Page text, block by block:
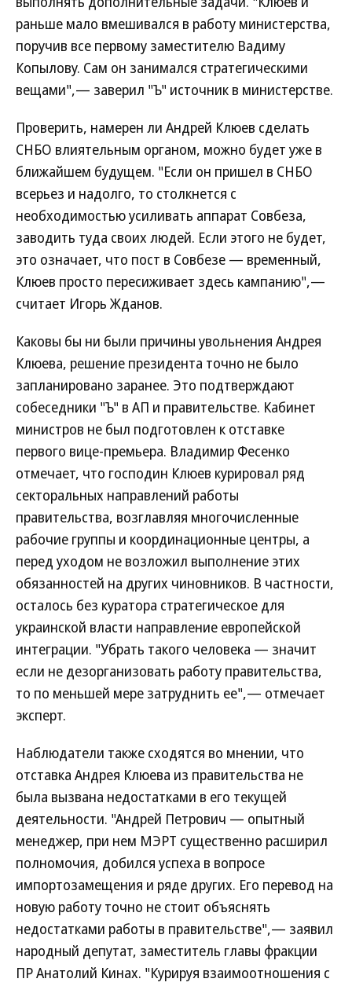
раньше мало вмешивался в работу министерства,
поручив все первому заместителю Вадиму
Копылову. Сам он занимался стратегическими
вещами",— заверил "Ъ" источник в министерстве.
Проверить, намерен ли Андрей Клюев сделать
СНБО влиятельным органом, можно будет уже в
ближайшем будущем. "Если он пришел в СНБО
всерьез и надолго, то столкнется с
необходимостью усиливать аппарат Совбеза,
заводить туда своих людей. Если этого не будет,
это означает, что пост в Совбезе — временный,
Клюев просто пересиживает здесь кампанию",—
считает Игорь Жданов.
Каковы бы ни были причины увольнения Андрея
Клюева, решение президента точно не было
запланировано заранее. Это подтверждают
собеседники "Ъ" в АП и правительстве. Кабинет
министров не был подготовлен к отставке
первого вице-премьера. Владимир Фесенко
отмечает, что господин Клюев курировал ряд
секторальных направлений работы
правительства, возглавляя многочисленные
рабочие группы и координационные центры, а
перед уходом не возложил выполнение этих
обязанностей на других чиновников. В частности,
осталось без куратора стратегическое для
украинской власти направление европейской
интеграции. "Убрать такого человека — значит
если не дезорганизовать работу правительства,
то по меньшей мере затруднить ее",— отмечает
эксперт.
Наблюдатели также сходятся во мнении, что
отставка Андрея Клюева из правительства не
была вызвана недостатками в его текущей
деятельности. "Андрей Петрович — опытный
менеджер, при нем МЭРТ существенно расширил
полномочия, добился успеха в вопросе
импортозамещения и ряде других. Его перевод на
новую работу точно не стоит объяснять
недостатками работы в правительстве",— заявил
народный депутат, заместитель главы фракции
ПР Анатолий Кинах. "Курируя взаимоотношения с